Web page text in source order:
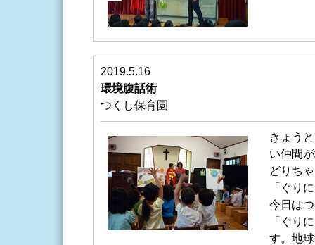
2019.5.16
環境腹話術
つくし保育園
きょう
い仲間
どりち
「ぐり
今日は
「ぐり
す。地